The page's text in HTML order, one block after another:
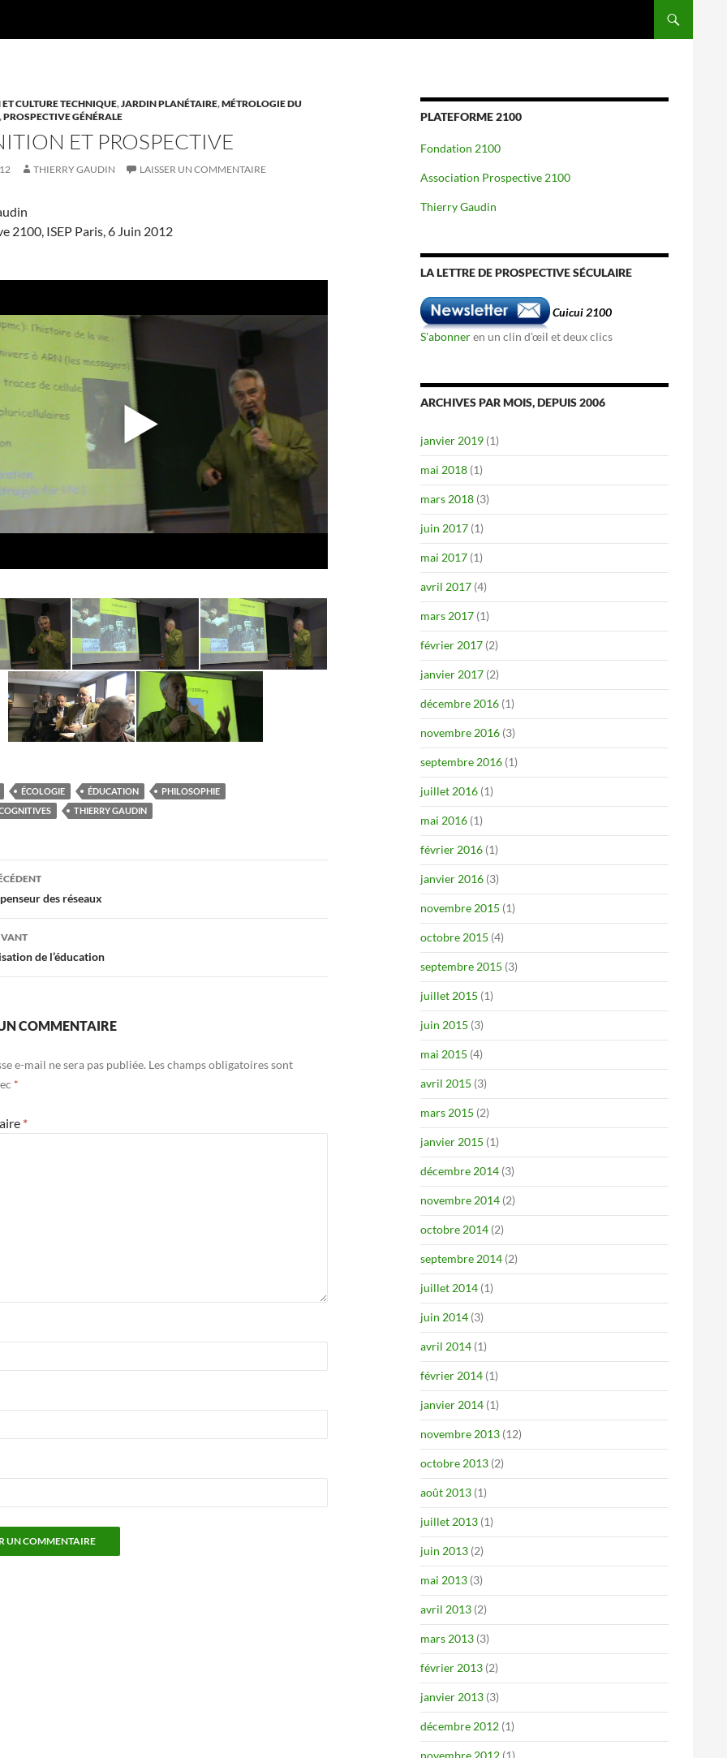
CULTURE TECHNIQUE,JARDIN PLANÉTAIRE,MÉTROLOGIE DU
,PROSPECTIVE GÉNÉRALE
ET PROSPECTIVE
THIERRY GAUDIN LAISSER UN COMMENTAIRE
2100, ISEP Paris, 6 Juin 2012
ÉCOLOGIE ÉDUCATION
PHILOSOPHIE
THIERRY GAUDIN
des réseaux
de l’éducation
COMMENTAIRE
e-mail ne sera pas publiée. Les champs obligatoires sont
*
*
PLATEFORME 2100
Fondation 2100
Association Prospective 2100
Thierry Gaudin
LA LETTRE DE PROSPECTIVE SÉCULAIRE
Cuicui 2100
S'abonneren un clin d'œil et deux clics
ARCHIVES PAR MOIS, DEPUIS 2006
janvier 2019 (1)
mai 2018 (1)
mars 2018 (3)
juin 2017 (1)
mai 2017 (1)
avril 2017 (4)
mars 2017 (1)
février 2017 (2)
janvier 2017 (2)
décembre 2016 (1)
novembre 2016 (3)
septembre 2016 (1)
juillet 2016 (1)
mai 2016 (1)
février 2016 (1)
janvier 2016 (3)
novembre 2015 (1)
octobre 2015 (4)
septembre 2015 (3)
juillet 2015 (1)
juin 2015 (3)
mai 2015 (4)
avril 2015 (3)
mars 2015 (2)
janvier 2015 (1)
décembre 2014 (3)
novembre 2014 (2)
octobre 2014 (2)
septembre 2014 (2)
juillet 2014 (1)
juin 2014 (3)
avril 2014 (1)
février 2014 (1)
janvier 2014 (1)
novembre 2013 (12)
octobre 2013 (2)
août 2013 (1)
juillet 2013 (1)
juin 2013 (2)
mai 2013 (3)
avril 2013 (2)
mars 2013 (3)
février 2013 (2)
janvier 2013 (3)
décembre 2012 (1)
novembre 2012 (1)